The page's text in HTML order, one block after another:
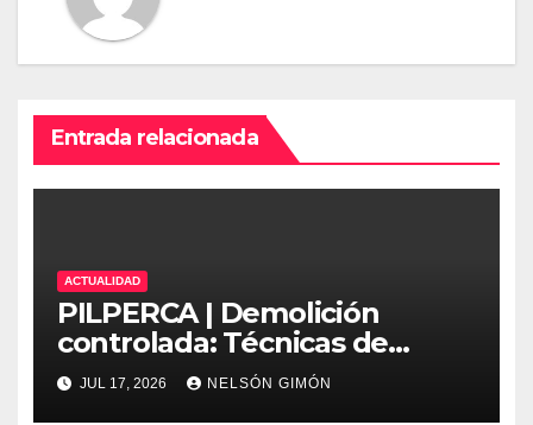
Entrada relacionada
ACTUALIDAD
PILPERCA | Demolición
controlada: Técnicas de
precisión y protocolos de
seguridad en la ingeniería
JUL 17, 2026 NELSÓN GIMÓN